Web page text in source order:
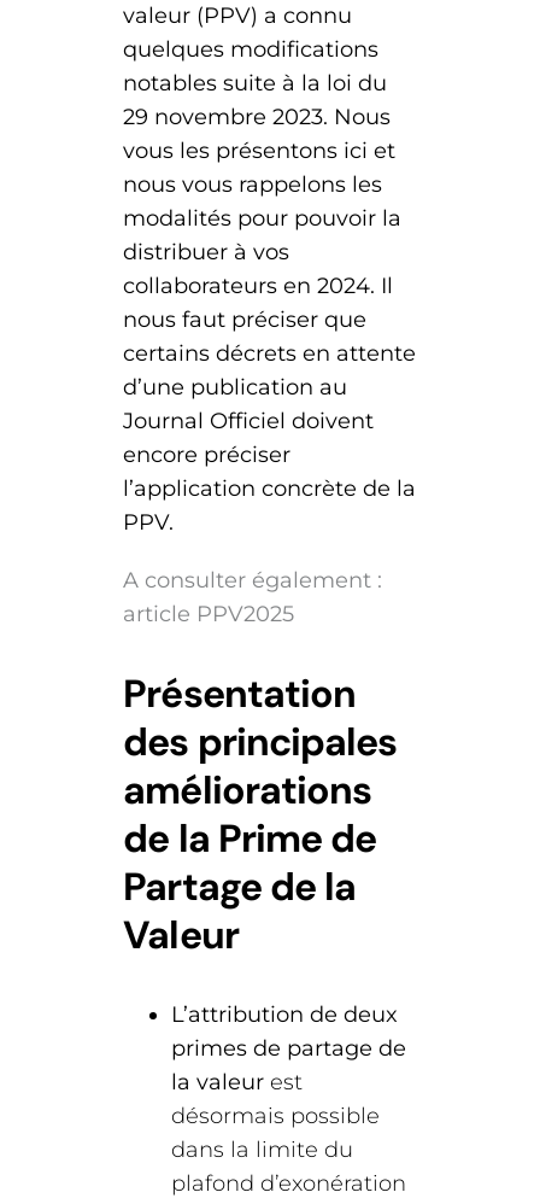
valeur (PPV) a connu
quelques modifications
notables suite à la loi du
29 novembre 2023. Nous
vous les présentons ici et
nous vous rappelons les
modalités pour pouvoir la
distribuer à vos
collaborateurs en 2024. Il
nous faut préciser que
certains décrets en attente
d’une publication au
Journal Officiel doivent
encore préciser
l’application concrète de la
PPV.
A consulter également :
article PPV2025
Présentation
des principales
améliorations
de la Prime de
Partage de la
Valeur
L’attribution de deux
primes de partage de
la valeur est
désormais possible
dans la limite du
plafond d’exonération